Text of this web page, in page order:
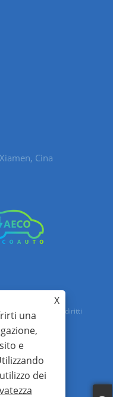
Cina
Co., Ltd. Tutti i diritti
jack Lin:+86-
X
una
e
dei